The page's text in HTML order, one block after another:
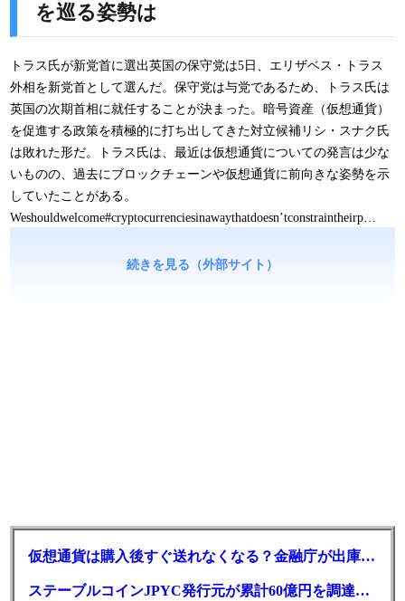
を巡る姿勢は
トラス氏が新党首に選出英国の保守党は5日、エリザベス・トラス
外相を新党首として選んだ。保守党は与党であるため、トラス氏は
英国の次期首相に就任することが決まった。暗号資産（仮想通貨）
を促進する政策を積極的に打ち出してきた対立候補リシ・スナク氏
は敗れた形だ。トラス氏は、最近は仮想通貨についての発言は少な
いものの、過去にブロックチェーンや仮想通貨に前向きな姿勢を示
していたことがある。
Weshouldwelcome#cryptocurrenciesinawaythatdoesn’tconstraintheirp…
続きを見る（外部サイト）
仮想通貨は購入後すぐ送れなくなる？金融庁が出庫制限を要請
ステーブルコインJPYC発行元が累計60億円を調達、物流大手も出資参画